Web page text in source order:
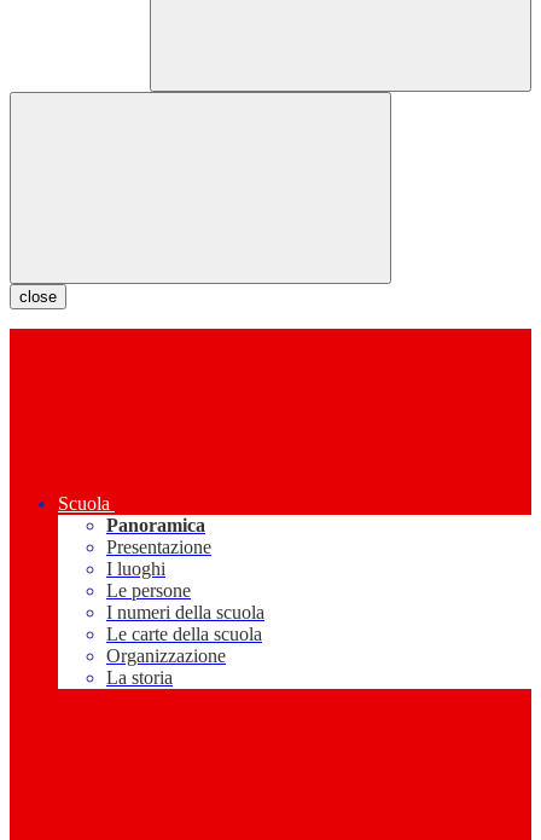
close
Scuola
Panoramica
Presentazione
I luoghi
Le persone
I numeri della scuola
Le carte della scuola
Organizzazione
La storia